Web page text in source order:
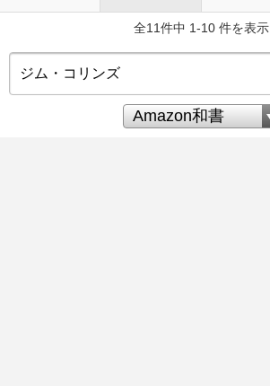
全11件中 1-10 件を表示